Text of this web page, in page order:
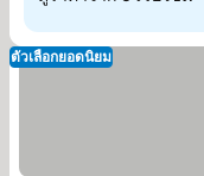
ตัวเลือกยอดนิยม